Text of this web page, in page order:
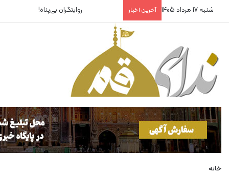
شنبه 17 مرداد 1405 آخرین اخبار روایتگران بی‌پناه!
خانه